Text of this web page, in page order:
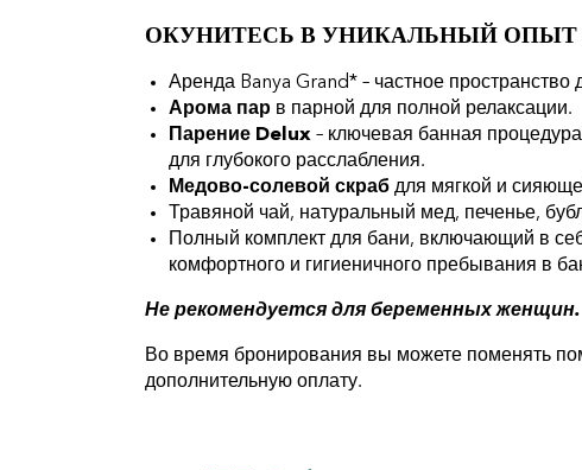
ОКУНИТЕСЬ В УНИКАЛЬНЫЙ ОПЫТ
Аренда Banya Grand* – частное пространство
Арома пар в парной для полной релаксации.
Парение Delux – ключевая банная
для глубокого расслабления.
Медово-солевой скраб для мягкой и
Травяной чай, натуральный мед, печенье,
Полный комплект для бани, включающий в
комфортного и гигиеничного пребывания в
Не рекомендуется для беременных женщин.
Во время бронирования вы можете поменять
дополнительную оплату.